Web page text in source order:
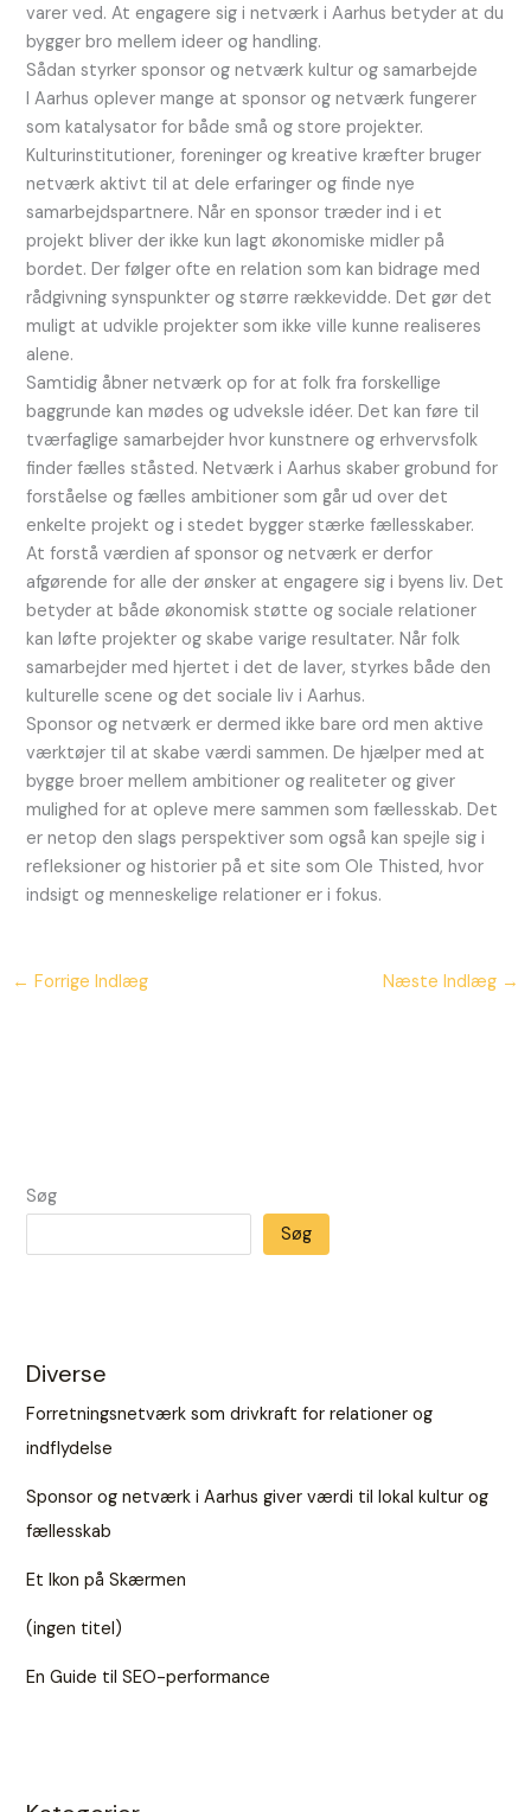
varer ved. At engagere sig i netværk i Aarhus betyder at du
bygger bro mellem ideer og handling.
Sådan styrker sponsor og netværk kultur og samarbejde
I Aarhus oplever mange at sponsor og netværk fungerer
som katalysator for både små og store projekter.
Kulturinstitutioner, foreninger og kreative kræfter bruger
netværk aktivt til at dele erfaringer og finde nye
samarbejdspartnere. Når en sponsor træder ind i et
projekt bliver der ikke kun lagt økonomiske midler på
bordet. Der følger ofte en relation som kan bidrage med
rådgivning synspunkter og større rækkevidde. Det gør det
muligt at udvikle projekter som ikke ville kunne realiseres
alene.
Samtidig åbner netværk op for at folk fra forskellige
baggrunde kan mødes og udveksle idéer. Det kan føre til
tværfaglige samarbejder hvor kunstnere og erhvervsfolk
finder fælles ståsted. Netværk i Aarhus skaber grobund for
forståelse og fælles ambitioner som går ud over det
enkelte projekt og i stedet bygger stærke fællesskaber.
At forstå værdien af sponsor og netværk er derfor
afgørende for alle der ønsker at engagere sig i byens liv. Det
betyder at både økonomisk støtte og sociale relationer
kan løfte projekter og skabe varige resultater. Når folk
samarbejder med hjertet i det de laver, styrkes både den
kulturelle scene og det sociale liv i Aarhus.
Sponsor og netværk er dermed ikke bare ord men aktive
værktøjer til at skabe værdi sammen. De hjælper med at
bygge broer mellem ambitioner og realiteter og giver
mulighed for at opleve mere sammen som fællesskab. Det
er netop den slags perspektiver som også kan spejle sig i
refleksioner og historier på et site som Ole Thisted, hvor
indsigt og menneskelige relationer er i fokus.
← Forrige Indlæg Næste Indlæg →
Søg
Søg
Diverse
Forretningsnetværk som drivkraft for relationer og
indflydelse
Sponsor og netværk i Aarhus giver værdi til lokal kultur og
fællesskab
Et Ikon på Skærmen
(ingen titel)
En Guide til SEO-performance